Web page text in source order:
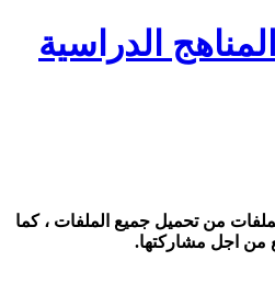
الدراسية
من تحميل جميع الملفات ، كما
من اجل مشاركتها.